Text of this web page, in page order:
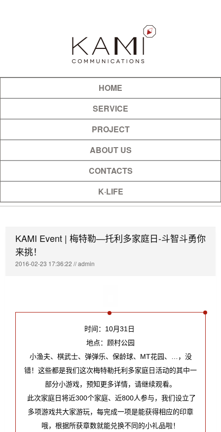
HOME
SERVICE
PROJECT
ABOUT US
CONTACTS
K·LIFE
KAMI Event | 梅特勒—托利多家庭日-斗智斗勇你
来挑！
2016-02-23 17:36:22 // admin
时间：10月31日
地点：顾村公园
小渔夫、棋武士、弹弹乐、保龄球、MT花园、…，没
错！这些都是我们这次梅特勒托利多家庭日活动的其中一
部分小游戏，预知更多详情，请继续观看。
多项游戏共大家游玩，每完成一项是能获得相应的印章
哦，根据所获章数就能兑换不同的小礼品啦！